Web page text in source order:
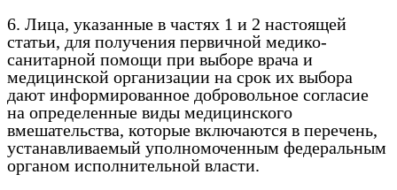
6. Лица, указанные в частях 1 и 2 настоящей
статьи, для получения первичной медико-
санитарной помощи при выборе врача и
медицинской организации на срок их выбора
дают информированное добровольное согласие
на определенные виды медицинского
вмешательства, которые включаются в перечень,
устанавливаемый уполномоченным федеральным
органом исполнительной власти.